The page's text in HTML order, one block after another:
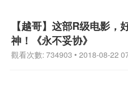
【越哥】这部R级电影，
神！《永不妥协》
觀看次數: 734903 • 2018-08-22